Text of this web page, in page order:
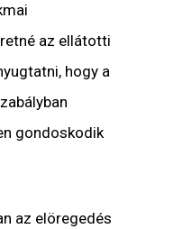
az ellátotti
hogy a
gondoskodik
az elöregedés